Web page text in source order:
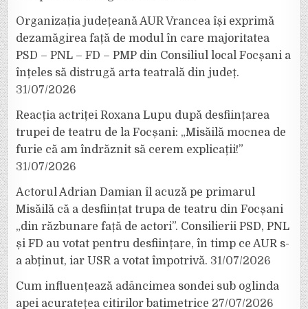
Organizația județeană AUR Vrancea își exprimă
dezamăgirea față de modul în care majoritatea
PSD – PNL – FD – PMP din Consiliul local Focșani a
înțeles să distrugă arta teatrală din județ.
31/07/2026
Reacția actriței Roxana Lupu după desființarea
trupei de teatru de la Focșani: „Misăilă mocnea de
furie că am îndrăznit să cerem explicații!”
31/07/2026
Actorul Adrian Damian îl acuză pe primarul
Misăilă că a desființat trupa de teatru din Focșani
„din răzbunare față de actori”. Consilierii PSD, PNL
și FD au votat pentru desființare, în timp ce AUR s-
a abținut, iar USR a votat împotrivă. 31/07/2026
Cum influențează adâncimea sondei sub oglinda
apei acuratețea citirilor batimetrice 27/07/2026